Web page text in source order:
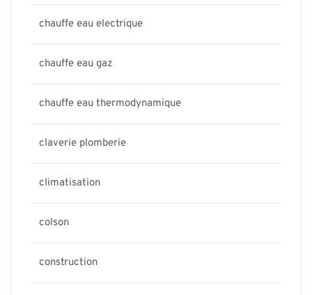
chauffe eau electrique
chauffe eau gaz
chauffe eau thermodynamique
claverie plomberie
climatisation
colson
construction